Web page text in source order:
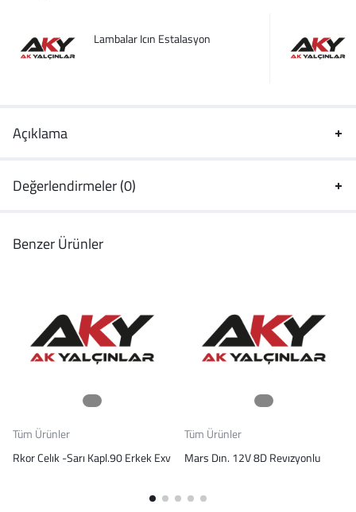
Lambalar Icın Estalasyon
Açıklama
Değerlendirmeler (0)
Benzer Ürünler
Tüm Ürünler
Rkor Celık -Sarı Kapl.90 Erkek Exv
Tüm Ürünler
Mars Dın. 12V 8D Revızyonlu